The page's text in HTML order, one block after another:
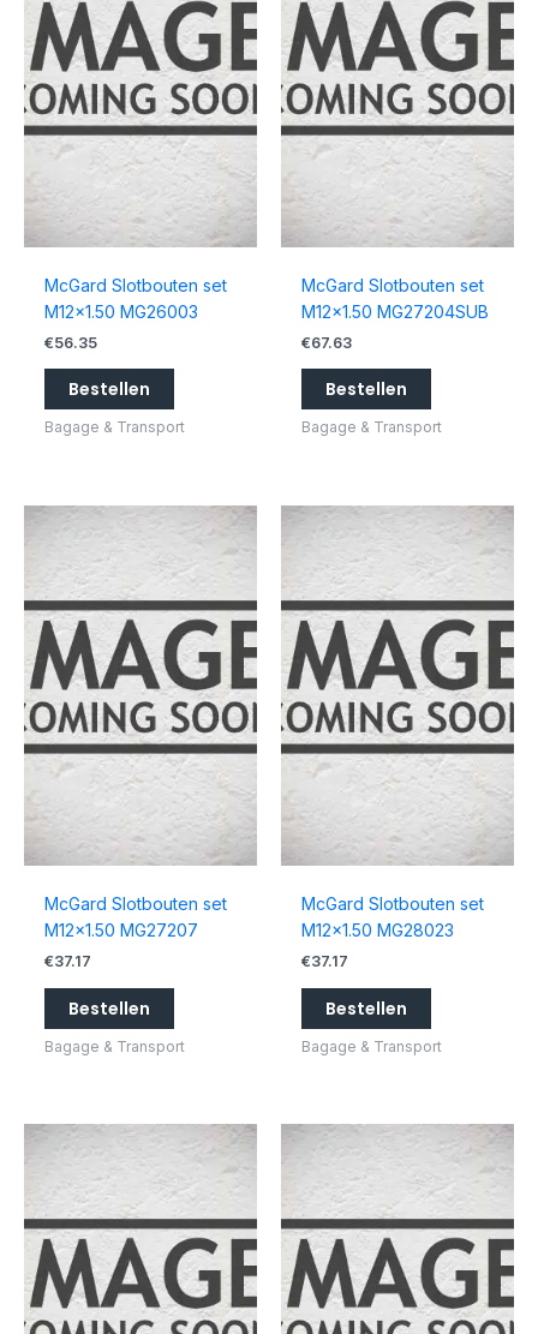
McGard Slotbouten set
M12x1.50 MG26003
€56.35
Bestellen
Bagage & Transport
McGard Slotbouten set
M12x1.50 MG27204SUB
€67.63
Bestellen
Bagage & Transport
McGard Slotbouten set
M12x1.50 MG27207
€37.17
Bestellen
Bagage & Transport
McGard Slotbouten set
M12x1.50 MG28023
€37.17
Bestellen
Bagage & Transport